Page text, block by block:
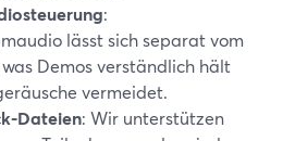
:
lässt sich separat vom
Demos verständlich hält
vermeidet.
Dateien: Wir unterstützen